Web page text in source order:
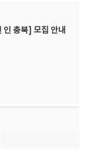
충북] 모집 안내